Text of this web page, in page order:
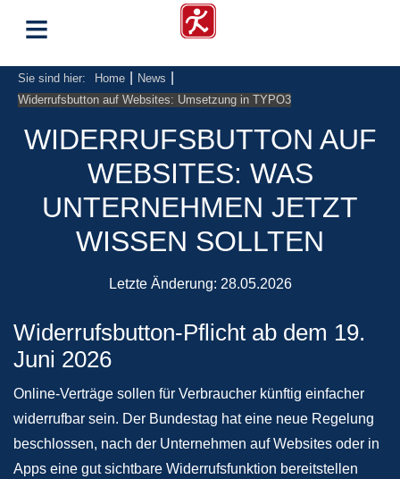
≡
Sie sind hier: Home News
Widerrufsbutton auf Websites: Umsetzung in TYPO3
WIDERRUFSBUTTON AUF
WEBSITES: WAS
UNTERNEHMEN JETZT
WISSEN SOLLTEN
Letzte Änderung: 28.05.2026
Widerrufsbutton-Pflicht ab dem 19.
Juni 2026
Online-Verträge sollen für Verbraucher künftig einfacher
widerrufbar sein. Der Bundestag hat eine neue Regelung
beschlossen, nach der Unternehmen auf Websites oder in
Apps eine gut sichtbare Widerrufsfunktion bereitstellen